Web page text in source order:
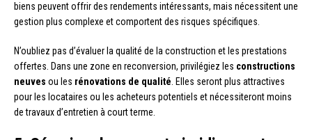
biens peuvent offrir des rendements intéressants, mais nécessitent une
gestion plus complexe et comportent des risques spécifiques.
N’oubliez pas d’évaluer la qualité de la construction et les prestations
offertes. Dans une zone en reconversion, privilégiez les constructions
neuves ou les rénovations de qualité . Elles seront plus attractives
pour les locataires ou les acheteurs potentiels et nécessiteront moins
de travaux d’entretien à court terme.